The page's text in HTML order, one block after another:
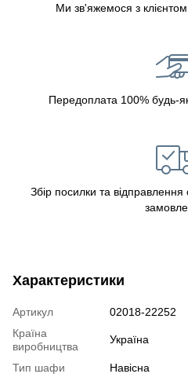
Ми зв'яжемося з
Передоплата 100% будь-
Збір посилки та
Характеристики
Артикул
02018-22252
Країна
виробництва
Україна
Тип шафи
Навісна